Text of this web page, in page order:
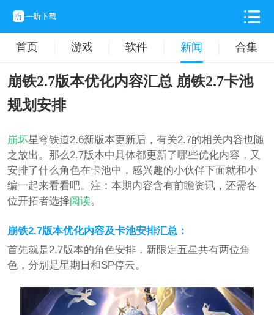
首页 游戏 软件 新闻 合集
崩铁2.7版本优化内容汇总 崩铁2.7卡池
规划安排
崩坏星穹铁道2.6新版本更新后，有关2.7的相关内容也随
之放出。那么2.7版本中具体都更新了哪些优化内容，又
安排了什么角色在卡池中，感兴趣的小伙伴下面就和小
编一起来看看吧。注：本期内容含有前瞻资讯，还需各
位开拓者选择阅读。
崩铁2.7版本优化内容及卡池安排汇总：
首先就是2.7版本的角色安排，新限定五星共有两位角
色，分别是星期日和SP停云。